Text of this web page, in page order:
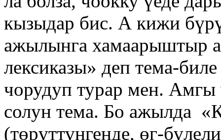
кызыдар бис. А кижи
ажылынга хамаарыштыр
лексиказы» деп тема-
чорудуп турар мен. Амгы
солун тема. Бо ажылда
(төрүттүнгенде, өг-